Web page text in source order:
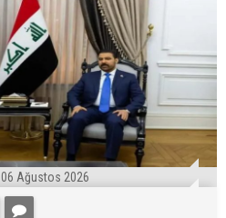
06 Ağustos 2026